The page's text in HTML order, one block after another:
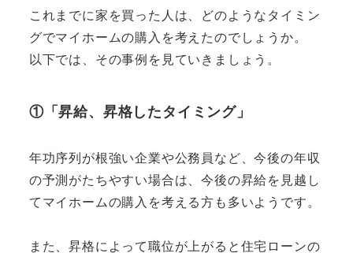
これまでに家を買った人は、どのようなタイミン
グでマイホームの購入を考えたのでしょうか。
以下では、その事例を見ていきましょう。
①「昇給、昇格したタイミング」
年功序列が根強い企業や公務員など、今後の年収
の予測がたちやすい場合は、今後の昇給を見越し
てマイホームの購入を考える方も多いようです。
また、昇格によって職位が上がると住宅ローンの